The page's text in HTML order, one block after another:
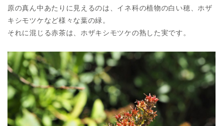
原の真ん中あたりに見えるのは、イネ科の植物の白い穂、ホザ
キシモツケなど様々な葉の緑。
それに混じる赤茶は、ホザキシモツケの熟した実です。